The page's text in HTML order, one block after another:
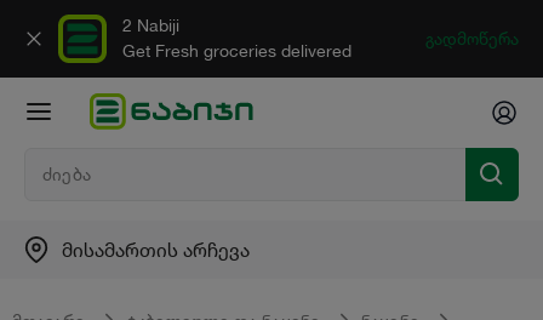
2 Nabiji
Get Fresh groceries delivered
გადმოწერა
მისამართის არჩევა